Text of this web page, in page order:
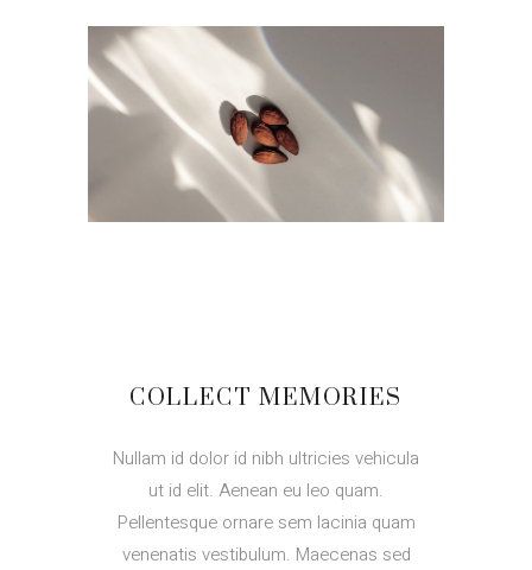
COLLECT MEMORIES
Nullam id dolor id nibh ultricies vehicula
ut id elit. Aenean eu leo quam.
Pellentesque ornare sem lacinia quam
venenatis vestibulum. Maecenas sed